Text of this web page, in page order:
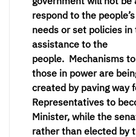
respond to the people’s
needs or set policies
assistance to the
people. Mechanisms
those in power are
created by paving way
Representatives to
Minister, while the
rather than elected by